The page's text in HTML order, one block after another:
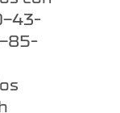
43-
85-